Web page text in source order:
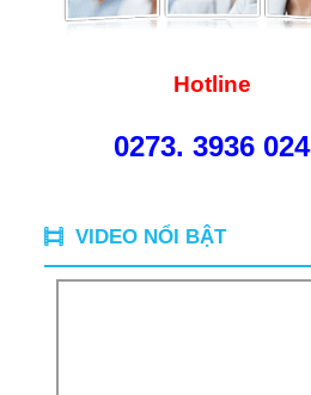
Hotline
0273. 3936 024
VIDEO NỔI BẬT